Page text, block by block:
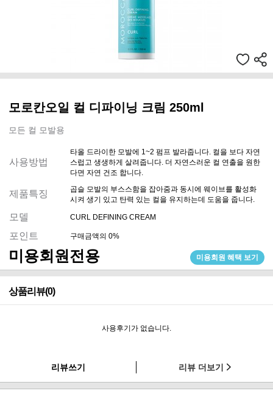
모로칸오일 컬 디파이닝 크림 250ml
모든 컬 모발용
사용방법
타올 드라이한 모발에 1~2 펌프 발라줍니다. 컬을 보다 자연
스럽고 생생하게 살려줍니다. 더 자연스러운 컬 연출을 원한
다면 자연 건조 합니다.
제품특징
곱슬 모발의 부스스함을 잡아줌과 동시에 웨이브를 활성화
시켜 생기 있고 탄력 있는 컬을 유지하는데 도움을 줍니다.
모델 CURL DEFINING CREAM
포인트 구매금액의 0%
미용회원전용 미용회원 혜택 보기
상품리뷰(0)
사용후기가 없습니다.
리뷰쓰기 리뷰 더보기